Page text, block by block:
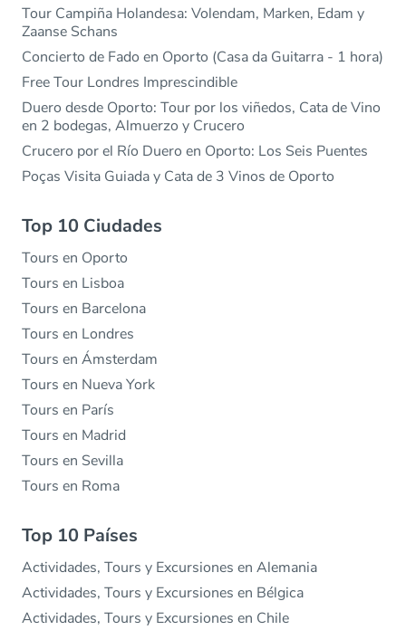
Tour Campiña Holandesa: Volendam, Marken, Edam y
Zaanse Schans
Concierto de Fado en Oporto (Casa da Guitarra - 1 hora)
Free Tour Londres Imprescindible
Duero desde Oporto: Tour por los viñedos, Cata de Vino
en 2 bodegas, Almuerzo y Crucero
Crucero por el Río Duero en Oporto: Los Seis Puentes
Poças Visita Guiada y Cata de 3 Vinos de Oporto
Top 10 Ciudades
Tours en Oporto
Tours en Lisboa
Tours en Barcelona
Tours en Londres
Tours en Ámsterdam
Tours en Nueva York
Tours en París
Tours en Madrid
Tours en Sevilla
Tours en Roma
Top 10 Países
Actividades, Tours y Excursiones en Alemania
Actividades, Tours y Excursiones en Bélgica
Actividades, Tours y Excursiones en Chile